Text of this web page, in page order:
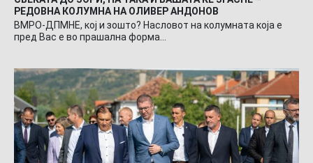
РЕДОВНА КОЛУМНА НА ОЛИВЕР АНДОНОВ
ВМРО-ДПМНЕ, кој и зошто? Насловот на колумната која е
пред Вас е во прашална форма…